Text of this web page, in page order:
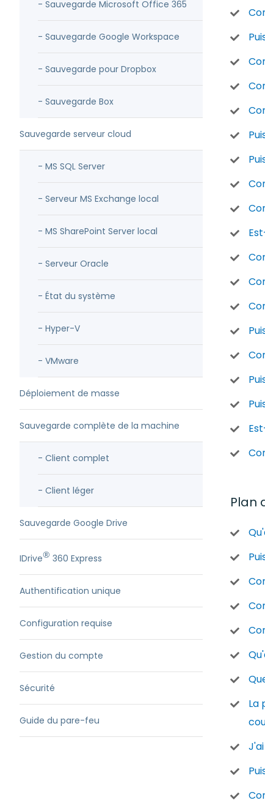
- Sauvegarde Microsoft Office 365
- Sauvegarde Google Workspace
- Sauvegarde pour Dropbox
- Sauvegarde Box
Sauvegarde serveur cloud
- MS SQL Server
- Serveur MS Exchange local
- MS SharePoint Server local
- Serveur Oracle
- État du système
- Hyper-V
- VMware
Déploiement de masse
Sauvegarde complète de la machine
- Client complet
- Client léger
Sauvegarde Google Drive
IDrive® 360 Express
Authentification unique
Configuration requise
Gestion du compte
Sécurité
Guide du pare-feu
Plan
La